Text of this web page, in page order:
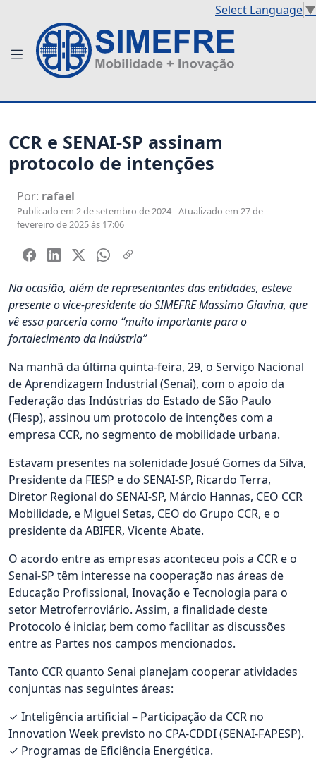
Select Language▼
CCR e SENAI-SP assinam
protocolo de intenções
Por: rafael
Publicado em 2 de setembro de 2024 - Atualizado em 27 de
fevereiro de 2025 às 17:06
Na ocasião, além de representantes das entidades, esteve
presente o vice-presidente do SIMEFRE Massimo Giavina, que
vê essa parceria como “muito importante para o
fortalecimento da indústria”
Na manhã da última quinta-feira, 29, o Serviço Nacional
de Aprendizagem Industrial (Senai), com o apoio da
Federação das Indústrias do Estado de São Paulo
(Fiesp), assinou um protocolo de intenções com a
empresa CCR, no segmento de mobilidade urbana.
Estavam presentes na solenidade Josué Gomes da Silva,
Presidente da FIESP e do SENAI-SP, Ricardo Terra,
Diretor Regional do SENAI-SP, Márcio Hannas, CEO CCR
Mobilidade, e Miguel Setas, CEO do Grupo CCR, e o
presidente da ABIFER, Vicente Abate.
O acordo entre as empresas aconteceu pois a CCR e o
Senai-SP têm interesse na cooperação nas áreas de
Educação Profissional, Inovação e Tecnologia para o
setor Metroferroviário. Assim, a finalidade deste
Protocolo é iniciar, bem como facilitar as discussões
entre as Partes nos campos mencionados.
Tanto CCR quanto Senai planejam cooperar atividades
conjuntas nas seguintes áreas:
✓ Inteligência artificial – Participação da CCR no
Innovation Week previsto no CPA-CDDI (SENAI-FAPESP).
✓ Programas de Eficiência Energética.